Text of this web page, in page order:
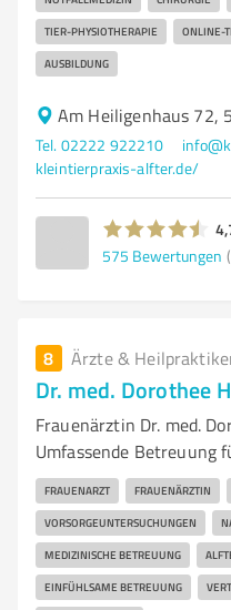
TIER-PHYSIOTHERAPIE ONLINE-
AUSBILDUNG
Am Heiligenhaus 72,
Tel. 02222 922210
kleintierpraxis-alfter.de/
575 Bewertungen
8 Ärzte &
Dr. med. Dorothee
Frauenärztin Dr. med.
Umfassende Betreuung
FRAUENARZT FRAUENÄRZTIN
VORSORGEUNTERSUCHUNGEN
MEDIZINISCHE BETREUUNG
EINFÜHLSAME BETREUUNG